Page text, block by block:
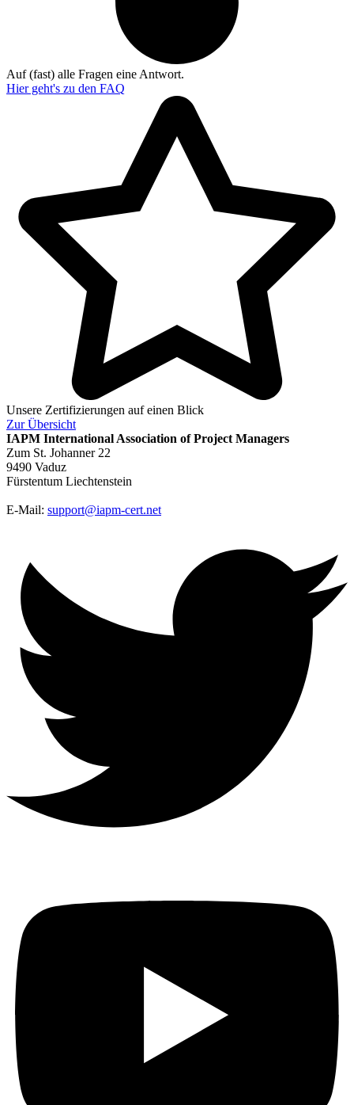
Auf (fast) alle Fragen eine Antwort.
Hier geht's zu den FAQ
Unsere Zertifizierungen auf einen Blick
ZurÜbersicht
IAPM International Association of Project Managers
Zum St. Johanner 22
9490 Vaduz
Fürstentum Liechtenstein
E-Mail: support@iapm-cert.net